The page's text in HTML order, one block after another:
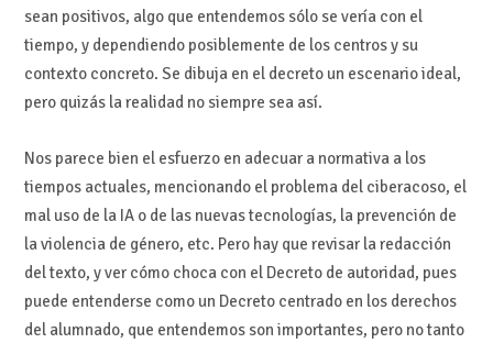
sean positivos, algo que entendemos sólo se vería con el
tiempo, y dependiendo posiblemente de los centros y su
contexto concreto. Se dibuja en el decreto un escenario ideal,
pero quizás la realidad no siempre sea así.
Nos parece bien el esfuerzo en adecuar a normativa a los
tiempos actuales, mencionando el problema del ciberacoso, el
mal uso de la IA o de las nuevas tecnologías, la prevención de
la violencia de género, etc. Pero hay que revisar la redacción
del texto, y ver cómo choca con el Decreto de autoridad, pues
puede entenderse como un Decreto centrado en los derechos
del alumnado, que entendemos son importantes, pero no tanto